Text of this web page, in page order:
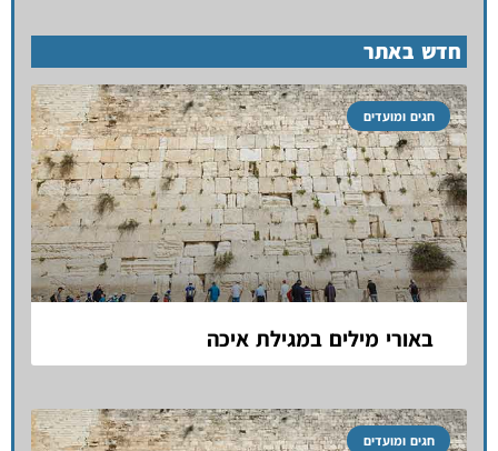
חדש באתר
חגים ומועדים
באורי מילים במגילת איכה
חגים ומועדים